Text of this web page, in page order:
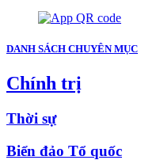
DANH SÁCH CHUYÊN MỤC
Chính trị
Thời sự
Biển đảo Tổ quốc